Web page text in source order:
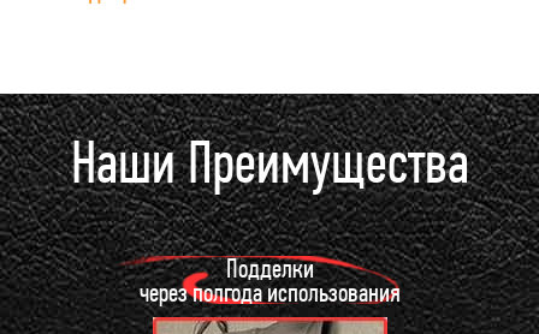
Наши Преимущества
Подделки
через полгода использования